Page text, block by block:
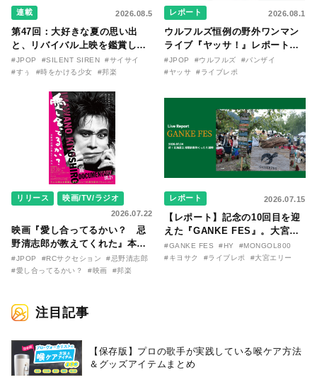
連載 2026.08.5
第47回：大好きな夏の思い出
と、リバイバル上映を鑑賞した
『時をかける少女』のおはなし
〜SILENT SIREN・すぅ『この
〇のはなし〜』
#JPOP #SILENT SIREN
#サイサイ
#すぅ
#時をかける少女 #邦楽
レポート 2026.08.1
ウルフルズ恒例の野外ワンマン
ライブ『ヤッサ！』レポート！
リリースから30年を迎えたアル
バム『バンザイ』完全再現に、
た日。
#JPOP #ウルフルズ
#バンザイ
#ヤッサ
#ライブレポ
リリース
映画/TV/ラジオ
2026.07.22
映画『愛し合ってるかい？ 忌
野清志郎が教えてくれた』本予
告映像とキービジュアルがつい
に解禁！ キヨシロー関連商品も
#JPOP #RCサクセション
#忌野清志郎
#愛し合ってるかい？
#映画 #邦楽
レポート 2026.07.15
【レポート】記念の10回目を迎
えた『GANKE FES』。大宮エ
リー作『アイヌの神々の崖』を
前に、キヨサク
#GANKE FES #HY
#MONGOL800
#キヨサク
#ライブレポ #大宮エリー
注目記事
【保存版】プロの歌手が実践している喉ケア⽅法
＆グッズアイテムまとめ